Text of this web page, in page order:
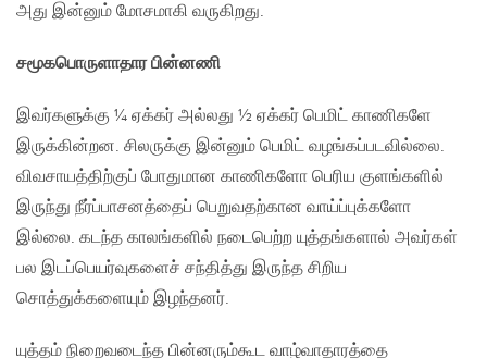
அது இன்னும் மோசமாகி வருகிறது.
சமூகபொருளாதார பின்னணி
இவர்களுக்கு ¼ ஏக்கர் அல்லது ½ ஏக்கர் பெமிட் காணிகளே
இருக்கின்றன. சிலருக்கு இன்னும் பெமிட் வழங்கப்படவில்லை.
விவசாயத்திற்குப் போதுமான காணிகளோ பெரிய குளங்களில்
இருந்து நீர்ப்பாசனத்தைப் பெறுவதற்கான வாய்ப்புக்களோ
இல்லை. கடந்த காலங்களில் நடைபெற்ற யுத்தங்களால் அவர்கள்
பல இடப்பெயர்வுகளைச் சந்தித்து இருந்த சிறிய
சொத்துக்களையும் இழந்தனர்.
யுத்தம் நிறைவடைந்த பின்னரும்கூட வாழ்வாதாரத்தை